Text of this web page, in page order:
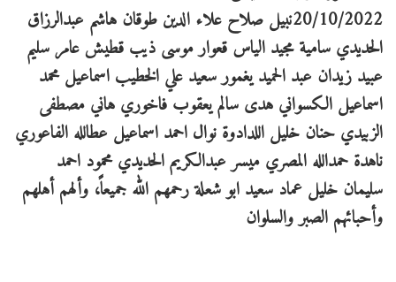
20/10/2022نبيل صلاح علاء الدين طوقان هاشم عبدالرزاق
الحديدي سامية مجيد الياس قعوار موسى ذيب قطيش عامر سليم
عبيد زيدان عبد الحميد يغمور سعيد علي الخطيب اسماعيل محمد
اسماعيل الكسواني هدى سالم يعقوب فاخوري هاني مصطفى
الزبيدي حنان خليل اللدادوة نوال احمد اسماعيل عطالله الفاعوري
ناهدة حمدالله المصري ميسر عبدالكريم الحديدي محمود احمد
سليمان خليل عماد سعيد ابو شعلة رحمهم الله جميعاً، وألهم أهلهم
وأحبائهم الصبر والسلوان